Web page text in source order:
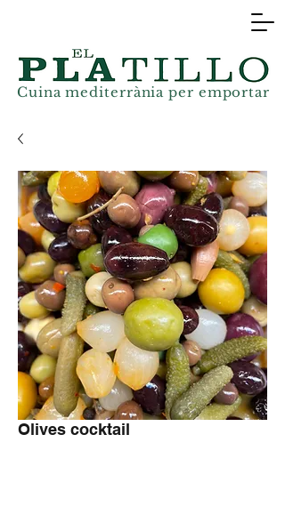
Cuina mediterràniaper emportar
Olives cocktail